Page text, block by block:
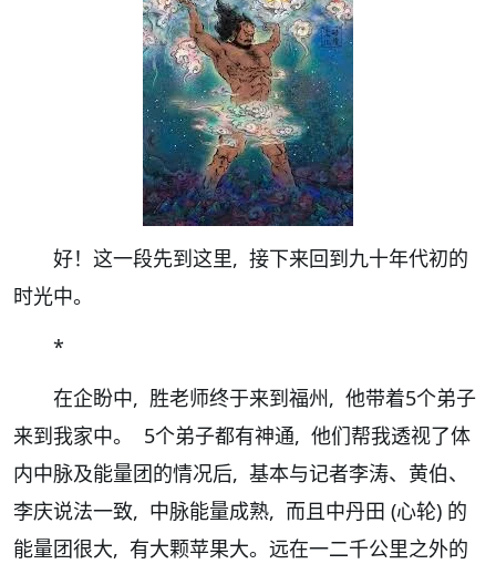
好！这一段先到这里, 接下来回到九十年代初的
时光中。
*
在企盼中, 胜老师终于来到福州, 他带着5个弟子
来到我家中。 5个弟子都有神通, 他们帮我透视了体
内中脉及能量团的情况后, 基本与记者李涛、黄伯、
李庆说法一致, 中脉能量成熟, 而且中丹田 (心轮) 的
能量团很大, 有大颗苹果大。远在一二千公里之外的